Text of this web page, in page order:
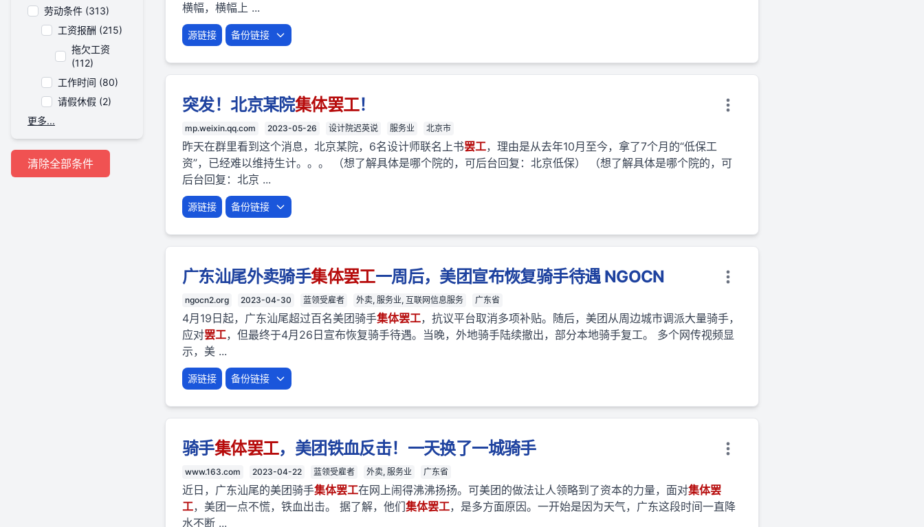
劳动条件 (313)
工资报酬 (215)
拖欠工资
(112)
工作时间 (80)
请假休假 (2)
更多...
清除全部条件
横幅，横幅上 ...
源链接 备份链接
突发！北京某院集体罢工！
mp.weixin.qq.com 2023-05-26 设计院迟英说 服务业 北京市
昨天在群里看到这个消息，北京某院，6名设计师联名上书罢工，理由是从去年10月至今，拿了7个月的“低保工
资”，已经难以维持生计。。。 （想了解具体是哪个院的，可后台回复：北京低保） （想了解具体是哪个院的，可
后台回复：北京 ...
源链接 备份链接
广东汕尾外卖骑手集体罢工一周后，美团宣布恢复骑手待遇 NGOCN
ngocn2.org 2023-04-30 蓝领受雇者 外卖, 服务业, 互联网信息服务 广东省
4月19日起，广东汕尾超过百名美团骑手集体罢工，抗议平台取消多项补贴。随后，美团从周边城市调派大量骑手，
应对罢工，但最终于4月26日宣布恢复骑手待遇。当晚，外地骑手陆续撤出，部分本地骑手复工。 多个网传视频显
示，美 ...
源链接 备份链接
骑手集体罢工，美团铁血反击！一天换了一城骑手
www.163.com 2023-04-22 蓝领受雇者 外卖, 服务业 广东省
近日，广东汕尾的美团骑手集体罢工在网上闹得沸沸扬扬。可美团的做法让人领略到了资本的力量，面对集体罢
工，美团一点不慌，铁血出击。 据了解，他们集体罢工，是多方面原因。一开始是因为天气，广东这段时间一直降
水不断 ...